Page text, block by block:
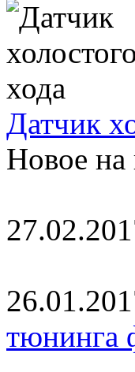
Датчик
Новое на
тюнинга